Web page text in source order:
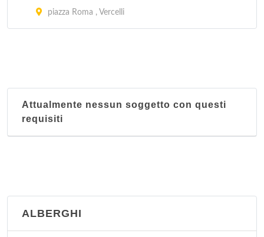
piazza Roma , Vercelli
Attualmente nessun soggetto con questi
requisiti
ALBERGHI